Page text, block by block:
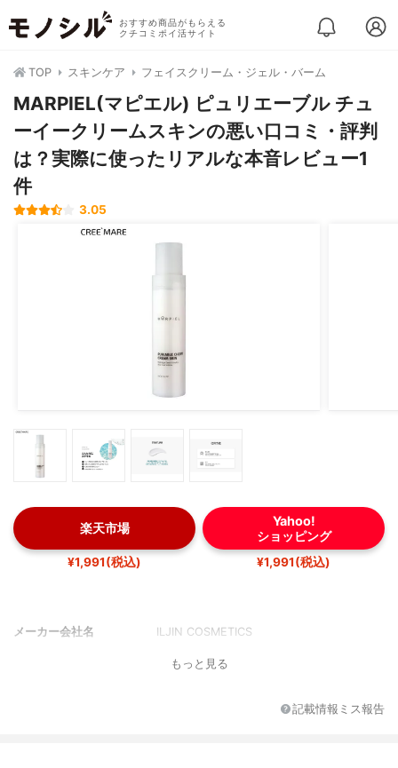
おすすめ商品がもらえる
クチコミポイ活サイト
TOP スキンケア フェイスクリーム・ジェル・バーム
MARPIEL(マピエル) ピュリエーブル チュ
ーイークリームスキンの悪い口コミ・評判
は？実際に使ったリアルな本音レビュー1
件
3.05
楽天市場
¥1,991(税込)
Yahoo!
ショッピング
¥1,991(税込)
メーカー会社名 ILJIN COSMETICS
もっと見る
記載情報ミス報告